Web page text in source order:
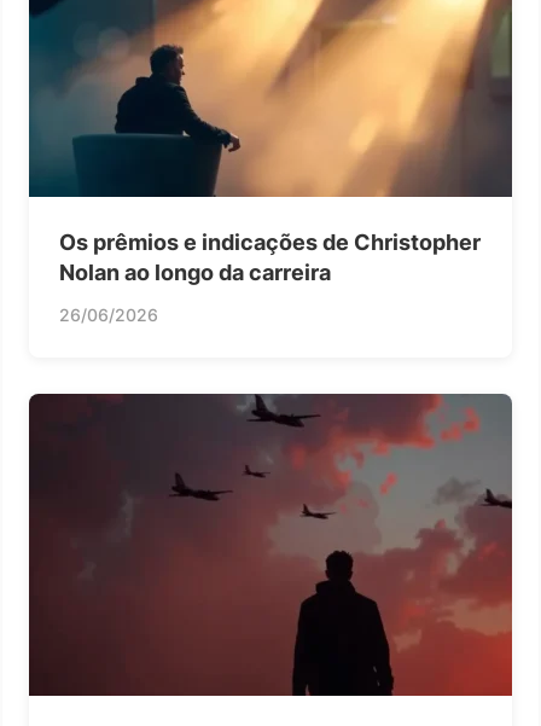
Os prêmios e indicações de Christopher
Nolan ao longo da carreira
26/06/2026